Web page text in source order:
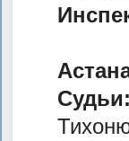
Судьи: